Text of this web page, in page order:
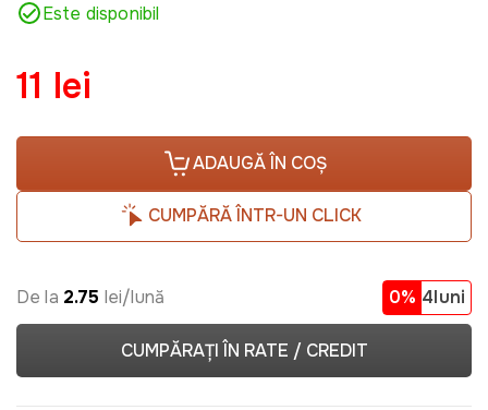
Este disponibil
11 lei
ADAUGĂ ÎN COȘ
CUMPĂRĂ ÎNTR-UN CLICK
De la 2.75 lei/lună 0% 4luni
CUMPĂRAȚI ÎN RATE / CREDIT